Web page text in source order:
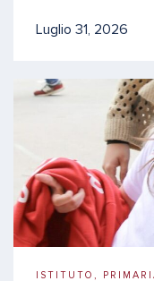
Luglio 31, 2026
ISTITUTO,